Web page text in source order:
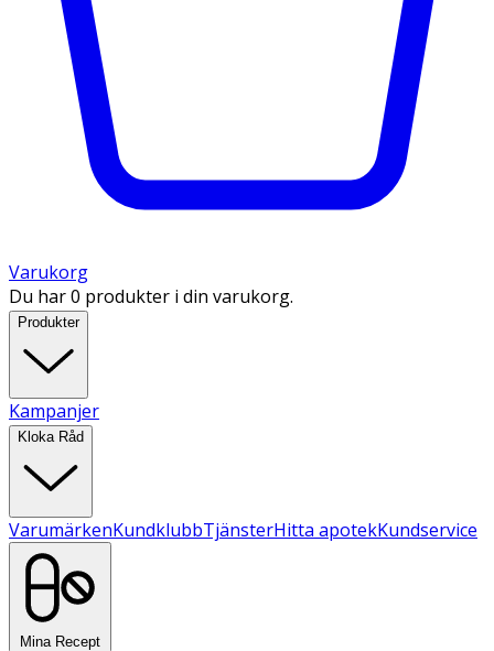
Varukorg
Du har 0 produkter i din varukorg.
Produkter
Kampanjer
Kloka Råd
VarumärkenKundklubbTjänsterHitta apotekKundservice
Mina Recept